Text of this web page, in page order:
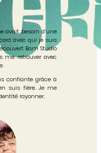
avait besoin d’une
avec qui je suis
Bam Studio
me retrouver avec
confiante grâce à
suis fière. Je me
rayonner.